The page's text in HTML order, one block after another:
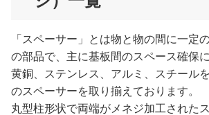
ログイン
注文・見積りについて
「スペーサー」とは物と物の間に一定
の部品で、主に基板間のスペース確保
黄銅、ステンレス、アルミ、スチール
のスペーサーを取り揃えております。
丸型柱形状で両端がメネジ加工された